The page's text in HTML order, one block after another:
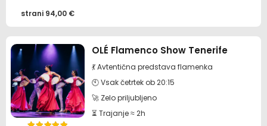
strani 94,00 €
OLÉ Flamenco Show Tenerife
💃 Avtentična predstava flamenka
🕙 Vsak četrtek ob 20:15
🚀 Zelo priljubljeno
⏳ Trajanje ≈ 2h